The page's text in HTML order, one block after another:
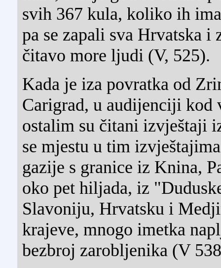
svih 367 kula, koliko ih
pa se zapali sva Hrvatska i
čitavo more ljudi (V, 525).
Kada je iza povratka od
Carigrad, u audijenciji kod
ostalim su čitani izvještaji
se mjestu u tim
gazije s granice iz Knina,
oko pet hiljada, iz
Slavoniju, Hrvatsku i
krajeve, mnogo imetka
bezbroj zarobljenika (V